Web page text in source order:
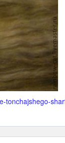
tonchajshego-